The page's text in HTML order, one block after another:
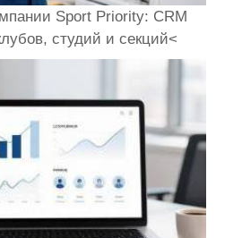
Sport Priority: CRM
студий и секций<